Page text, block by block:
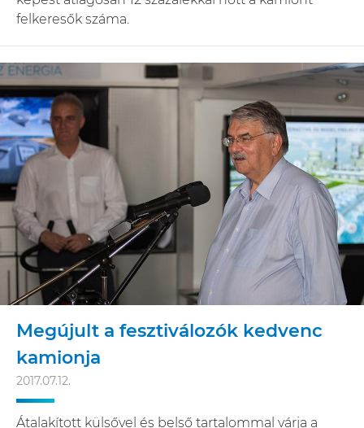
felkeresők száma.
Megújult a fesztiválozók kedvenc
kamionja
2017.07.12.
Átalakított külsővel és belső tartalommal várja a